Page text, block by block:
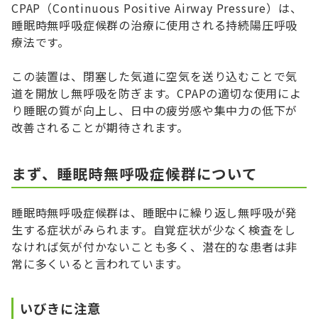
CPAP（Continuous Positive Airway Pressure）は、
睡眠時無呼吸症候群の治療に使用される持続陽圧呼吸
療法です。
この装置は、閉塞した気道に空気を送り込むことで気
道を開放し無呼吸を防ぎます。CPAPの適切な使用によ
り睡眠の質が向上し、日中の疲労感や集中力の低下が
改善されることが期待されます。
まず、睡眠時無呼吸症候群について
睡眠時無呼吸症候群は、睡眠中に繰り返し無呼吸が発
生する症状がみられます。自覚症状が少なく検査をし
なければ気が付かないことも多く、潜在的な患者は非
常に多くいると言われています。
いびきに注意